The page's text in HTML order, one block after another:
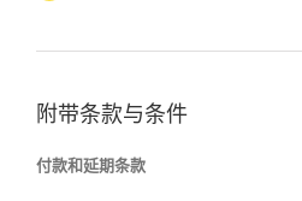
附带条款与条件
付款和延期条款